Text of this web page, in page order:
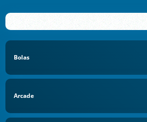
Bolas
Arcade